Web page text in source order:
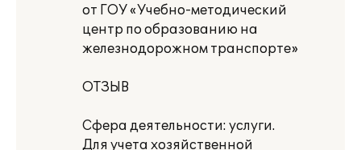
от ГОУ «Учебно-методический
центр по образованию на
железнодорожном транспорте»
ОТЗЫВ
Сфера деятельности: услуги.
Для учета хозяйственной